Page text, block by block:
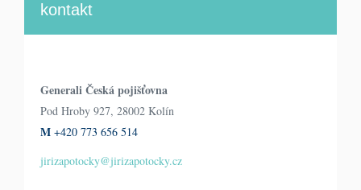
kontakt
Generali Česká pojišťovna
Pod Hroby 927, 28002 Kolín
M +420 773 656 514
jirizapotocky@jirizapotocky.cz